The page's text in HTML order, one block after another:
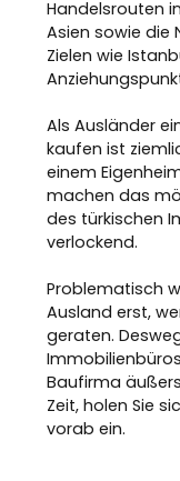
Handelsrouten
Asien sowie die
Zielen wie
Als Ausländer
kaufen ist
einem
machen das
des türkischen
verlockend.
Problematisch
Ausland erst,
geraten.
Baufirma
Zeit, holen Sie
vorab ein.